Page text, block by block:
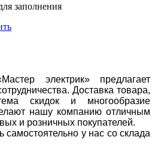
заполнения
электрик» предлагает
Доставка товара,
скидок и многообразие
нашу компанию отличным
и розничных покупателей.
самостоятельно у нас со склада